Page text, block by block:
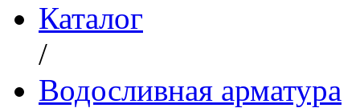
Каталог
/
Водосливная арматура